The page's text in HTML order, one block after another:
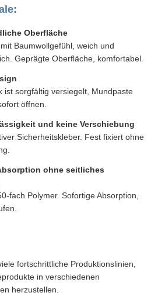
Oberfläche
Baumwollgefühl, weich und
Geprägte Oberfläche, komfortabel.
ist sorgfältig versiegelt, Mundpaste
öffnen.
und keine Verschiebung
Sicherheitskleber. Fest fixiert ohne
ohne seitliches
fach Polymer. Sofortige Absorption,
fortschrittliche Produktionslinien,
in verschiedenen
herzustellen.